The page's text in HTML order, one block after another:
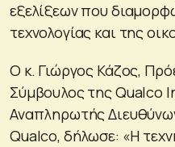
εξελίξεων που
τεχνολογίας και της
Ο κ. Γιώργος Κάζος,
Σύμβουλος της Qualco
Αναπληρωτής
Qualco, δήλωσε: «Η